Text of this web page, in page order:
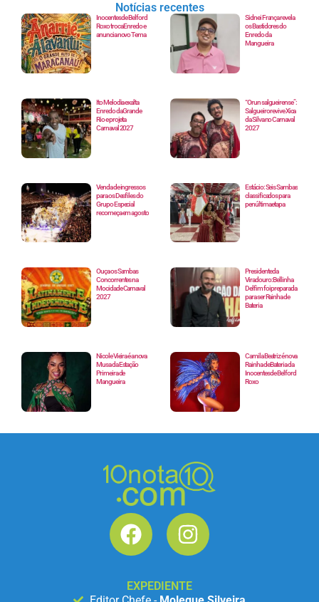
Notícias recentes
Inocentes de Belford
Roxo troca Enredo e
anuncia novo Tema
Sidnei França revela
os Bastidores do
Enredo da
Mangueira
Ito Melodia exalta
Enredo da Grande
Rio e projeta
Carnaval 2027
“Orun salgueirense”:
Salgueiro revive Xica
da Silva no Carnaval
2027
Venda de ingressos
para os Desfiles do
Grupo Especial
recomeça em agosto
Estácio: Seis Sambas
classificados para
penúltima etapa
Ouça os Sambas
Concorrentes na
Mocidade Carnaval
2027
Presidente da
Viradouro: Bellinha
Delfim foi preparada
para ser Rainha de
Bateria
Nicole Vieira é a nova
Musa da Estação
Primeira de
Mangueira
Camila Beatriz é nova
Rainha de Bateria da
Inocentes de Belford
Roxo
EXPEDIENTE